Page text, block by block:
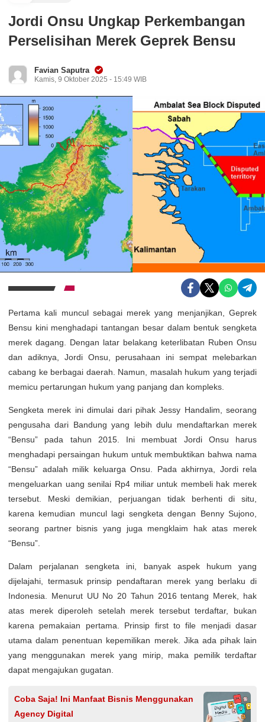
Jordi Onsu Ungkap Perkembangan
Perselisihan Merek Geprek Bensu
Favian Saputra
Kamis, 9 Oktober 2025 - 15:49 WIB
Pertama kali muncul sebagai merek yang menjanjikan, Geprek
Bensu kini menghadapi tantangan besar dalam bentuk sengketa
merek dagang. Dengan latar belakang keterlibatan Ruben Onsu
dan adiknya, Jordi Onsu, perusahaan ini sempat melebarkan
cabang ke berbagai daerah. Namun, masalah hukum yang terjadi
memicu pertarungan hukum yang panjang dan kompleks.
Sengketa merek ini dimulai dari pihak Jessy Handalim, seorang
pengusaha dari Bandung yang lebih dulu mendaftarkan merek
“Bensu” pada tahun 2015. Ini membuat Jordi Onsu harus
menghadapi persaingan hukum untuk membuktikan bahwa nama
“Bensu” adalah milik keluarga Onsu. Pada akhirnya, Jordi rela
mengeluarkan uang senilai Rp4 miliar untuk membeli hak merek
tersebut. Meski demikian, perjuangan tidak berhenti di situ,
karena kemudian muncul lagi sengketa dengan Benny Sujono,
seorang partner bisnis yang juga mengklaim hak atas merek
“Bensu”.
Dalam perjalanan sengketa ini, banyak aspek hukum yang
dijelajahi, termasuk prinsip pendaftaran merek yang berlaku di
Indonesia. Menurut UU No 20 Tahun 2016 tentang Merek, hak
atas merek diperoleh setelah merek tersebut terdaftar, bukan
karena pemakaian pertama. Prinsip first to file menjadi dasar
utama dalam penentuan kepemilikan merek. Jika ada pihak lain
yang menggunakan merek yang mirip, maka pemilik terdaftar
dapat mengajukan gugatan.
Coba Saja! Ini Manfaat Bisnis Menggunakan
Agency Digital